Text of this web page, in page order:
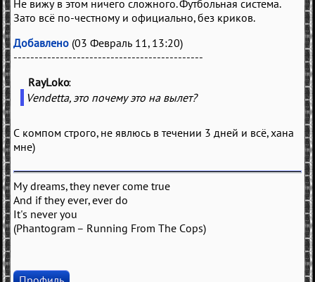
Не вижу в этом ничего сложного. Футбольная система.
Зато всё по-честному и официально, без криков.
Добавлено (03 Февраль 11, 13:20)
---------------------------------------------
RayLoko
Vendetta, это почему это на вылет?
С компом строго, не явлюсь в течении 3 дней и всё, хана
мне)
My dreams, they never come true
And if they ever, ever do
It's never you
(Phantogram – Running From The Cops)